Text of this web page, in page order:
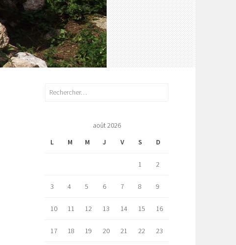
Rechercher :
août 2026
L
M M J V S D
1 2
3 4 5 6 7 8 9
10 11 12 13 14 15 16
17 18 19 20 21 22 23